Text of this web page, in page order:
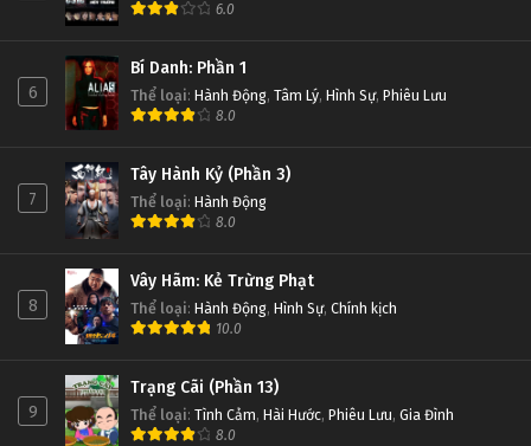
6.0
6
Bí Danh: Phần 1
Thể loại: Hành Động, Tâm Lý, Hình Sự, Phiêu Lưu
8.0
7
Tây Hành Kỷ (Phần 3)
Thể loại: Hành Động
8.0
8
Vây Hãm: Kẻ Trừng Phạt
Thể loại: Hành Động, Hình Sự, Chính kịch
10.0
9
Trạng Cãi (Phần 13)
Thể loại: Tình Cảm, Hài Hước, Phiêu Lưu, Gia Đình
8.0